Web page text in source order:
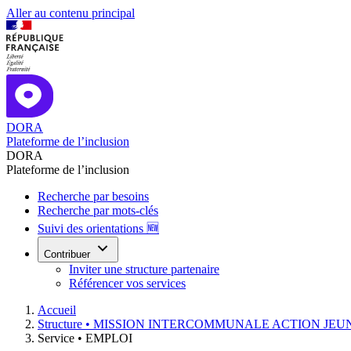
Aller au contenu principal
DORA
Plateforme de l’inclusion
DORA
Plateforme de l’inclusion
Recherche par besoins
Recherche par mots-clés
Suivi des orientations 🆕
Contribuer
Inviter une structure partenaire
Référencer vos services
Accueil
Structure • MISSION INTERCOMMUNALE ACTION
Service • EMPLOI